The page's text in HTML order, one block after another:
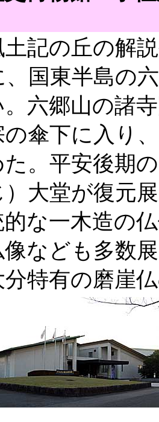
土記の丘の解
国東半島の
六郷山の諸
傘下に入り
た。平安後期
大堂が復元
な一木造の
なども多数
分特有の磨崖